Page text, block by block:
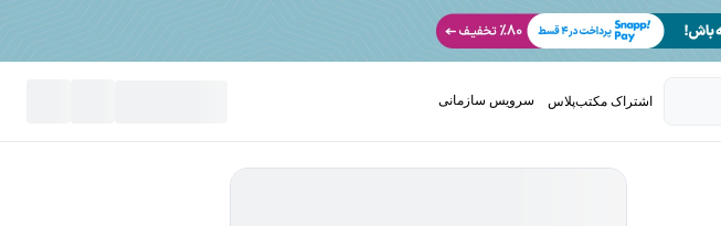
اشتراک مکتب‌پلاس سرویس سازمانی